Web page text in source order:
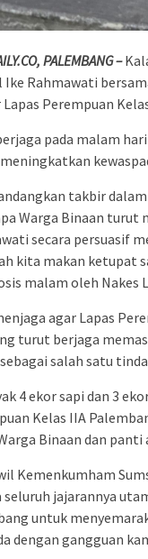
PALEMBANG –
Ike Rahmawati
Perempuan
pada malam
takbir
Warga Binaan turut
secara persuasif
kita makan ketupat
malam oleh Nakes
agar Lapas
turut berjaga
salah satu
4 ekor sapi dan 3
Kelas IIA
Binaan dan panti
Kemenkumham
seluruh jajarannya
untuk
dengan gangguan